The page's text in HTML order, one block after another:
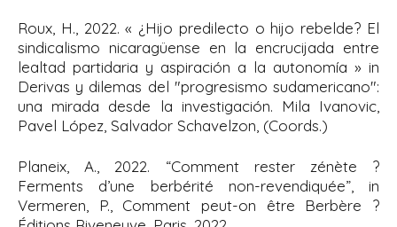
Roux, H., 2022. « ¿Hijo predilecto o hijo rebelde? El
sindicalismo nicaragüense en la encrucijada entre
lealtad partidaria y aspiración a la autonomía » in
Derivas y dilemas del "progresismo sudamericano":
una mirada desde la investigación. Mila Ivanovic,
Pavel López, Salvador Schavelzon, (Coords.)
Planeix, A., 2022. “Comment rester zénète ?
Ferments d’une berbérité non-revendiquée”, in
Vermeren, P., Comment peut-on être Berbère ?